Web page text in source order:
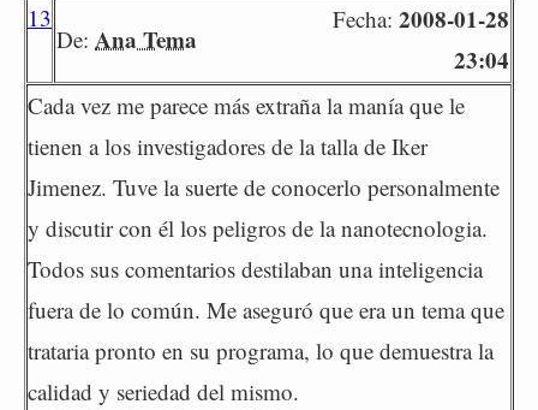
13
De: Ana Tema
Fecha: 2008-01-28
23:04
Cada vez me parece más extraña la manía que le
tienen a los investigadores de la talla de Iker
Jimenez. Tuve la suerte de conocerlo personalmente
y discutir con él los peligros de la nanotecnologia.
Todos sus comentarios destilaban una inteligencia
fuera de lo común. Me aseguró que era un tema que
trataria pronto en su programa, lo que demuestra la
calidad y seriedad del mismo.